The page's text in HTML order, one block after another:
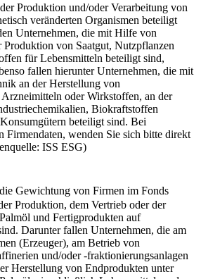
Produktion und/oder Verarbeitung von
veränderten Organismen beteiligt
Unternehmen, die mit Hilfe von
Produktion von Saatgut, Nutzpflanzen
für Lebensmitteln beteiligt sind,
fallen hierunter Unternehmen, die mit
an der Herstellung von
Arzneimitteln oder Wirkstoffen, an der
Biokraftstoffen
beteiligt sind. Bei
Firmendaten, wenden Sie sich bitte direkt
ISS ESG)
Gewichtung von Firmen im Fonds
Produktion, dem Vertrieb oder der
und Fertigprodukten auf
Darunter fallen Unternehmen, die am
(Erzeuger), am Betrieb von
und/oder -fraktionierungsanlagen
Herstellung von Endprodukten unter